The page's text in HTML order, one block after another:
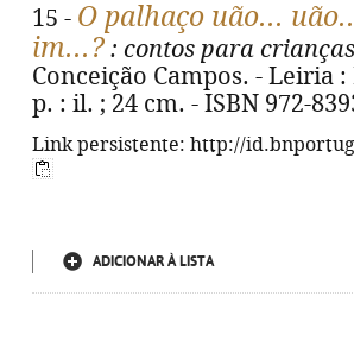
15 - O palhaço uão...
im...? : contos para
Conceição Campos. - Leiria
p. : il. ; 24 cm. - ISBN 972-
Link persistente: http://
ADICIONAR À LISTA